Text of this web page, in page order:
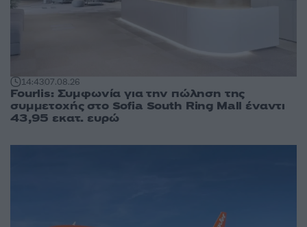
14:4307.08.26
Fourlis: Συμφωνία για την πώληση της
συμμετοχής στο Sofia South Ring Mall έναντι
43,95 εκατ. ευρώ